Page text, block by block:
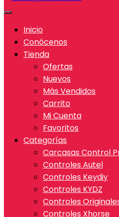
Inicio
Conócenos
Tienda
Ofertas
Nuevos
Más Vendidos
Carrito
Mi Cuenta
Favoritos
Categorías
Carcasas Control
Controles Autel
Controles Keydiy
Controles KYDZ
Controles
Controles Xhorse